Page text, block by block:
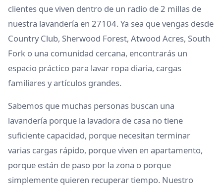
clientes que viven dentro de un radio de 2 millas de
nuestra lavandería en 27104. Ya sea que vengas desde
Country Club, Sherwood Forest, Atwood Acres, South
Fork o una comunidad cercana, encontrarás un
espacio práctico para lavar ropa diaria, cargas
familiares y artículos grandes.
Sabemos que muchas personas buscan una
lavandería porque la lavadora de casa no tiene
suficiente capacidad, porque necesitan terminar
varias cargas rápido, porque viven en apartamento,
porque están de paso por la zona o porque
simplemente quieren recuperar tiempo. Nuestro